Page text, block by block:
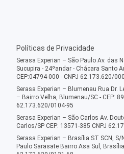
Políticas de Privacidade
Serasa Experian – São Paulo Av. das
Sucupira - 24ºandar - Chácara Santo
CEP:04794-000 - CNPJ 62.173.620/
Serasa Experian – Blumenau Rua Dr.
– Bairro Velha, Blumenau/SC - CEP:
62.173.620/0104-95
Serasa Experian – São Carlos Av.
Carlos/SP CEP: 13571-385 CNPJ
Serasa Experian – Brasília ST SCN, S/
Paulo Sarasate Bairro Asa Sul,